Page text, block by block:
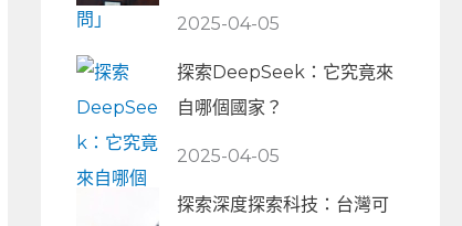
2025-04-05
探索DeepSeek：它究竟來
自哪個國家？
2025-04-05
探索深度探索科技：台灣可